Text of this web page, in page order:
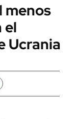
menos
el
Ucrania